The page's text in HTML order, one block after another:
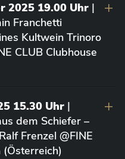
2025 19.00 Uhr |
Franchetti
Kultwein Trinoro
CLUB Clubhouse
15.30 Uhr |
dem Schiefer –
Frenzel @FINE
(Österreich)